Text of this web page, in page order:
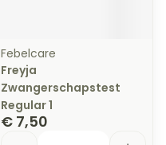
Febelcare
Freyja
Zwangerschapstest
Regular 1
€ 7,50